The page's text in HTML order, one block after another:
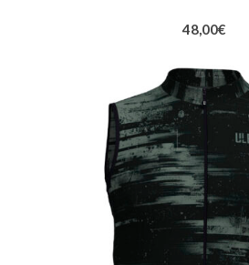
48,00€